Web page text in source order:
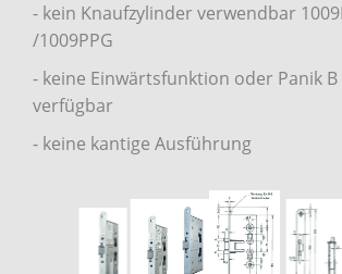
- kein Knaufzylinder verwendbar
/1009PPG
- keine Einwärtsfunktion oder Panik
verfügbar
- keine kantige Ausführung